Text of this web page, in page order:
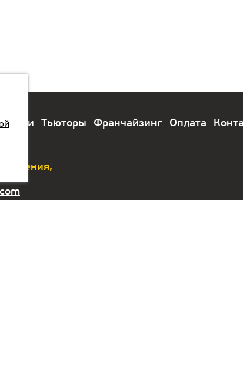
Тьюторы Франчайзинг Оплата